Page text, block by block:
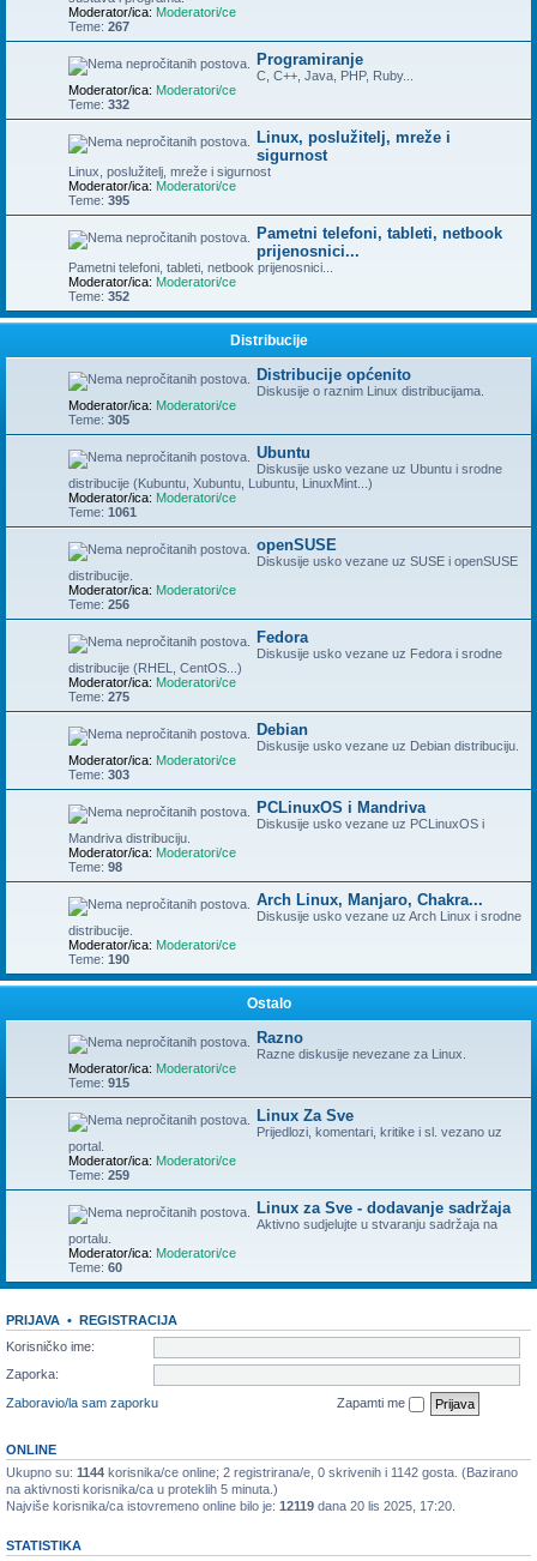
Moderator/ica: Moderatori/ce
Teme: 267
Programiranje
C, C++, Java, PHP, Ruby...
Moderator/ica: Moderatori/ce
Teme: 332
Linux, poslužitelj, mreže i
sigurnost
Linux, poslužitelj, mreže i sigurnost
Moderator/ica: Moderatori/ce
Teme: 395
Pametni telefoni, tableti, netbook
prijenosnici...
Pametni telefoni, tableti, netbook prijenosnici...
Moderator/ica: Moderatori/ce
Teme: 352
Distribucije
Distribucije općenito
Diskusije o raznim Linux distribucijama.
Moderator/ica: Moderatori/ce
Teme: 305
Ubuntu
Diskusije usko vezane uz Ubuntu i srodne
distribucije (Kubuntu, Xubuntu, Lubuntu, LinuxMint...)
Moderator/ica: Moderatori/ce
Teme: 1061
openSUSE
Diskusije usko vezane uz SUSE i openSUSE
distribucije.
Moderator/ica: Moderatori/ce
Teme: 256
Fedora
Diskusije usko vezane uz Fedora i srodne
distribucije (RHEL, CentOS...)
Moderator/ica: Moderatori/ce
Teme: 275
Debian
Diskusije usko vezane uz Debian distribuciju.
Moderator/ica: Moderatori/ce
Teme: 303
PCLinuxOS i Mandriva
Diskusije usko vezane uz PCLinuxOS i
Mandriva distribuciju.
Moderator/ica: Moderatori/ce
Teme: 98
Arch Linux, Manjaro, Chakra...
Diskusije usko vezane uz Arch Linux i srodne
distribucije.
Moderator/ica: Moderatori/ce
Teme: 190
Ostalo
Razno
Razne diskusije nevezane za Linux.
Moderator/ica: Moderatori/ce
Teme: 915
Linux Za Sve
Prijedlozi, komentari, kritike i sl. vezano uz
portal.
Moderator/ica: Moderatori/ce
Teme: 259
Linux za Sve - dodavanje sadržaja
Aktivno sudjelujte u stvaranju sadržaja na
portalu.
Moderator/ica: Moderatori/ce
Teme: 60
PRIJAVA • REGISTRACIJA
Korisničko ime:
Zaporka:
Zaboravio/la sam zaporku
Zapamti me
ONLINE
Ukupno su: 1144 korisnika/ce online; 2 registrirana/e, 0 skrivenih i 1142 gosta. (Bazirano
na aktivnosti korisnika/ca u proteklih 5 minuta.)
Najviše korisnika/ca istovremeno online bilo je: 12119 dana 20 lis 2025, 17:20.
STATISTIKA